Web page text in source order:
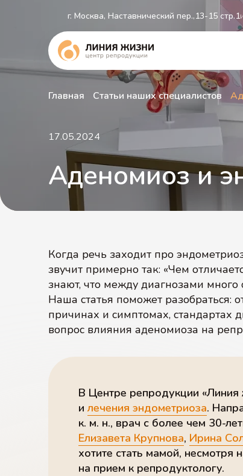
г. Москва, Наставнический пер.,13-15 стр.1
Главная Статьи наших специалистов
17.05.2024
Аденомиоз и
Когда речь заходит про
звучит примерно так: «Чем
знают, что между диагнозами много
Наша статья поможет разобраться:
причинах и симптомах, стандартах
вопрос влияния аденомиоза на
В Центре репродукции
и лечения эндометриоза.
к. м. н., врач с более чем 30-
Елизавета Крупнова, Ирина
хотите стать мамой, несмотря
на прием к репродуктологу.